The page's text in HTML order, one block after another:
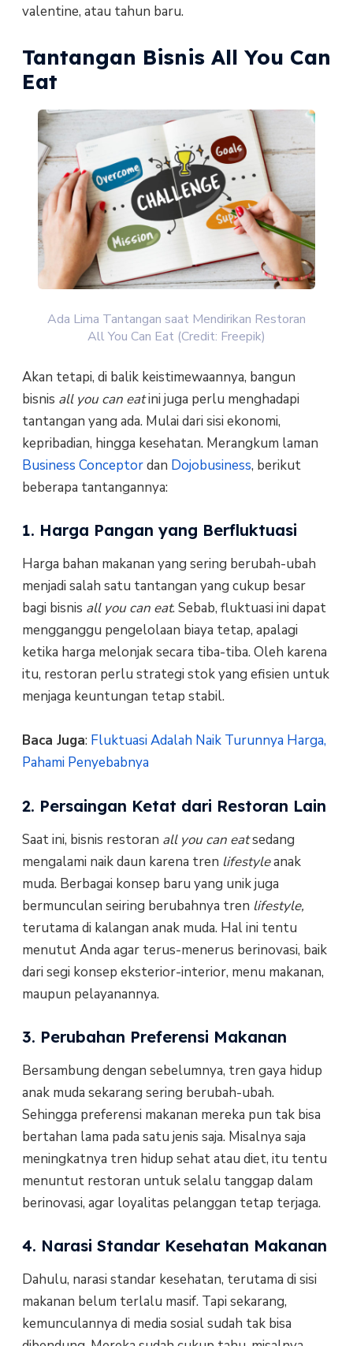
valentine, atau tahun baru.
Tantangan Bisnis All You Can
Eat
Ada Lima Tantangan saat Mendirikan Restoran
All You Can Eat (Credit: Freepik)
Akan tetapi, di balik keistimewaannya, bangun
bisnis all you can eatini juga perlu menghadapi
tantangan yang ada. Mulai dari sisi ekonomi,
kepribadian, hingga kesehatan. Merangkum laman
Business Conceptordan Dojobusiness, berikut
beberapa tantangannya:
1. Harga Pangan yang Berfluktuasi
Harga bahan makanan yang sering berubah-ubah
menjadi salah satu tantangan yang cukup besar
bagi bisnis all you can eat. Sebab, fluktuasi ini dapat
mengganggu pengelolaan biaya tetap, apalagi
ketika harga melonjak secara tiba-tiba. Oleh karena
itu, restoran perlu strategi stok yang efisien untuk
menjaga keuntungan tetap stabil.
Baca Juga: Fluktuasi Adalah Naik Turunnya Harga,
Pahami Penyebabnya
2. Persaingan Ketat dari Restoran Lain
Saat ini, bisnis restoran all you can eatsedang
mengalami naik daun karena tren lifestyleanak
muda. Berbagai konsep baru yang unik juga
bermunculan seiring berubahnya tren lifestyle,
terutama di kalangan anak muda. Hal ini tentu
menutut Anda agar terus-menerus berinovasi, baik
dari segi konsep eksterior-interior, menu makanan,
maupun pelayanannya.
3. Perubahan Preferensi Makanan
Bersambung dengan sebelumnya, tren gaya hidup
anak muda sekarang sering berubah-ubah.
Sehingga preferensi makanan mereka pun tak bisa
bertahan lama pada satu jenis saja. Misalnya saja
meningkatnya tren hidup sehat atau diet, itu tentu
menuntut restoran untuk selalu tanggap dalam
berinovasi, agar loyalitas pelanggan tetap terjaga.
4. Narasi Standar Kesehatan Makanan
Dahulu, narasi standar kesehatan, terutama di sisi
makanan belum terlalu masif. Tapi sekarang,
kemunculannya di media sosial sudah tak bisa